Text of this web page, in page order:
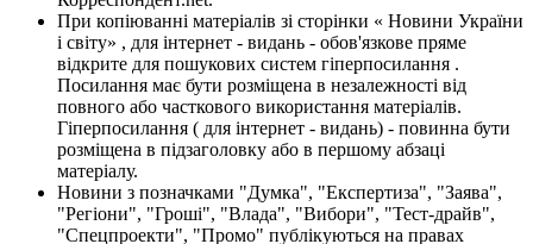
При копіюванні матеріалів зі сторінки « Новини України
і світу» , для інтернет - видань - обов'язкове пряме
відкрите для пошукових систем гіперпосилання .
Посилання має бути розміщена в незалежності від
повного або часткового використання матеріалів.
Гіперпосилання ( для інтернет - видань) - повинна бути
розміщена в підзаголовку або в першому абзаці
матеріалу.
Новини з позначками "Думка", "Експертиза", "Заява",
"Регіони", "Гроші", "Влада", "Вибори", "Тест-драйв",
"Спецпроекти", "Промо" публікуються на правах